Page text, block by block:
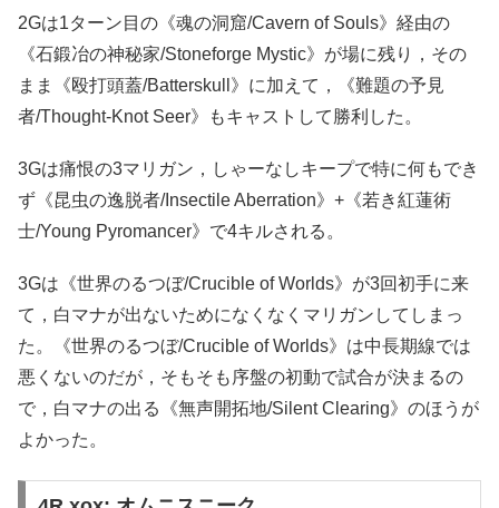
2Gは1ターン目の《魂の洞窟/Cavern of Souls》経由の
《石鍛冶の神秘家/Stoneforge Mystic》が場に残り，その
まま《殴打頭蓋/Batterskull》に加えて，《難題の予見
者/Thought-Knot Seer》もキャストして勝利した。
3Gは痛恨の3マリガン，しゃーなしキープで特に何もでき
ず《昆虫の逸脱者/Insectile Aberration》+《若き紅蓮術
士/Young Pyromancer》で4キルされる。
3Gは《世界のるつぼ/Crucible of Worlds》が3回初手に来
て，白マナが出ないためになくなくマリガンしてしまっ
た。《世界のるつぼ/Crucible of Worlds》は中長期線では
悪くないのだが，そもそも序盤の初動で試合が決まるの
で，白マナの出る《無声開拓地/Silent Clearing》のほうが
よかった。